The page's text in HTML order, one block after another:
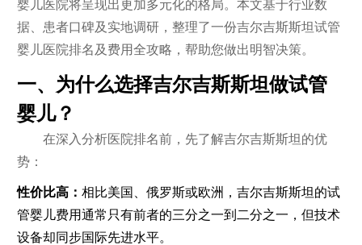
婴儿医院将呈现出更加多元化的格局。本文基于行业数
据、患者口碑及实地调研，整理了一份吉尔吉斯斯坦试管
婴儿医院排名及费用全攻略，帮助您做出明智决策。
一、为什么选择吉尔吉斯斯坦做试管
婴儿？
在深入分析医院排名前，先了解吉尔吉斯斯坦的优
势：
性价比高： 相比美国、俄罗斯或欧洲，吉尔吉斯斯坦的试
管婴儿费用通常只有前者的三分之一到二分之一，但技术
设备却同步国际先进水平。